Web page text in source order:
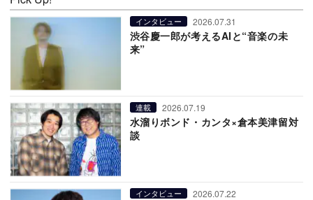
インタビュー 2026.07.31
渋谷慶一郎が考えるAIと“音楽の未
来”
連載 2026.07.19
水溜りボンド・カンタ×倉本美津留対
談
インタビュー 2026.07.22